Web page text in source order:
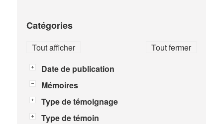
Catégories
Tout fermer
Tout afficher
Date de publication
Mémoires
Type de témoignage
Type de témoin